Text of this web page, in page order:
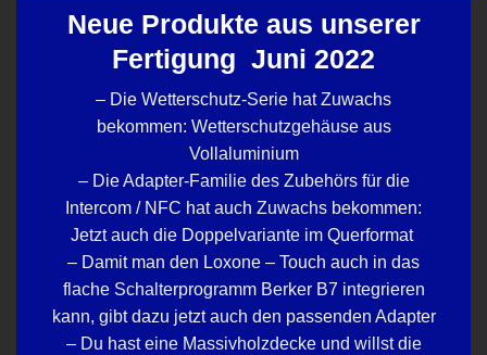
Neue Produkte aus unserer
Fertigung Juni 2022
– Die Wetterschutz-Serie hat Zuwachs
bekommen: Wetterschutzgehäuse aus
Vollaluminium
– Die Adapter-Familie des Zubehörs für die
Intercom / NFC hat auch Zuwachs bekommen:
Jetzt auch die Doppelvariante im Querformat
– Damit man den Loxone – Touch auch in das
flache Schalterprogramm Berker B7 integrieren
kann, gibt dazu jetzt auch den passenden Adapter
– Du hast eine Massivholzdecke und willst die